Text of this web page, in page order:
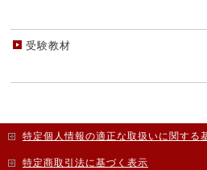
受験教材
特定個人情報の適正な取扱いに関する
特定商取引法に基づく表示